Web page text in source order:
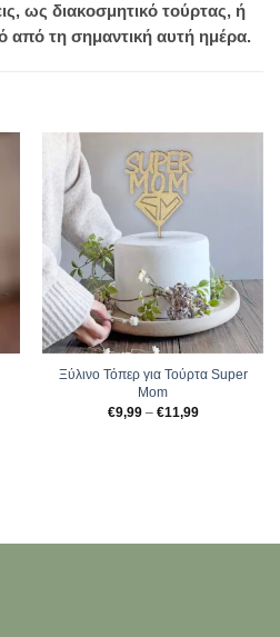
ως διακοσμητικό τούρτας, ή
από τη σημαντική αυτή ημέρα.
Ξύλινο Τόπερ για Τούρτα Super
Mom
€9,99 – €11,99Price